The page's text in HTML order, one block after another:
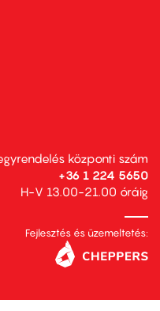
központi szám
+36 1 224 5650
H-V 13.00-21.00 óráig
Fejlesztés és üzemeltetés: